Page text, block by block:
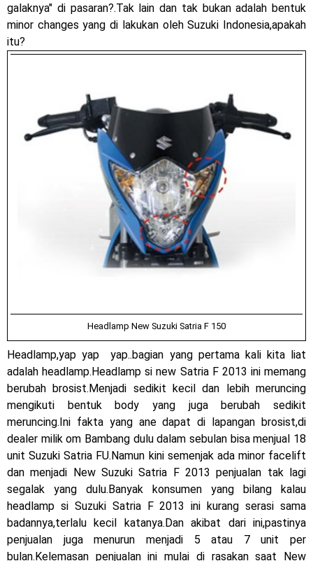
perdana di tim LCR Honda !
Ngabuburide Yamaha Wr 155 R, Para Bikers Menikmati
Impresi pertama Kawasaki Ninja ZX-4RR 2023 yang cuma
ada 2 dikota Medan !
Event Customaxi & Yard Built 2023 Resmi Dimulai !
Kawasaki Indonesia resmi merilis KLE500 dan KLE500 SE
model year 2026 !
galaknya" di pasaran?.Tak lain dan tak bukan adalah bentuk
minor changes yang di lakukan oleh Suzuki Indonesia,apakah
itu?
Headlamp New Suzuki Satria F 150
Headlamp,yap yap yap..bagian yang pertama kali kita liat
adalah headlamp.Headlamp si new Satria F 2013 ini memang
berubah brosist.Menjadi sedikit kecil dan lebih meruncing
mengikuti bentuk body yang juga berubah sedikit
meruncing.Ini fakta yang ane dapat di lapangan brosist,di
dealer milik om Bambang dulu dalam sebulan bisa menjual 18
unit Suzuki Satria FU.Namun kini semenjak ada minor facelift
dan menjadi New Suzuki Satria F 2013 penjualan tak lagi
segalak yang dulu.Banyak konsumen yang bilang kalau
headlamp si Suzuki Satria F 2013 ini kurang serasi sama
badannya,terlalu kecil katanya.Dan akibat dari ini,pastinya
penjualan juga menurun menjadi 5 atau 7 unit per
bulan.Kelemasan penjualan ini mulai di rasakan saat New